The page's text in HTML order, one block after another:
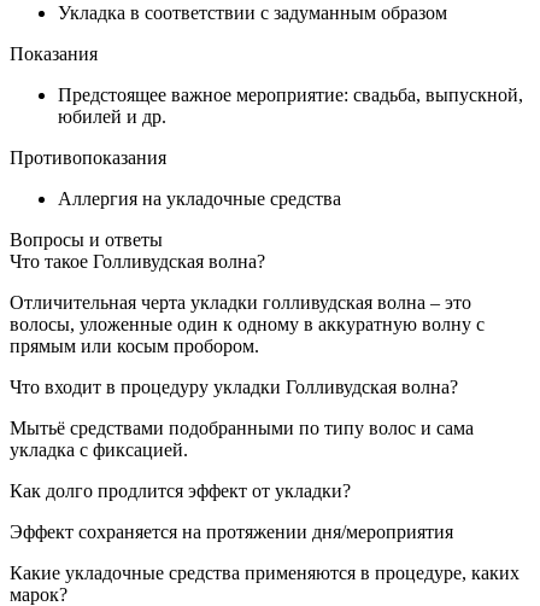
Укладка в соответствии с задуманным образом
Показания
Предстоящее важное мероприятие: свадьба, выпускной,
юбилей и др.
Противопоказания
Аллергия на укладочные средства
Вопросы и ответы
Что такое Голливудская волна?
Отличительная черта укладки голливудская волна – это
волосы, уложенные один к одному в аккуратную волну с
прямым или косым пробором.
Что входит в процедуру укладки Голливудская волна?
Мытьё средствами подобранными по типу волос и сама
укладка с фиксацией.
Как долго продлится эффект от укладки?
Эффект сохраняется на протяжении дня/мероприятия
Какие укладочные средства применяются в процедуре, каких
марок?